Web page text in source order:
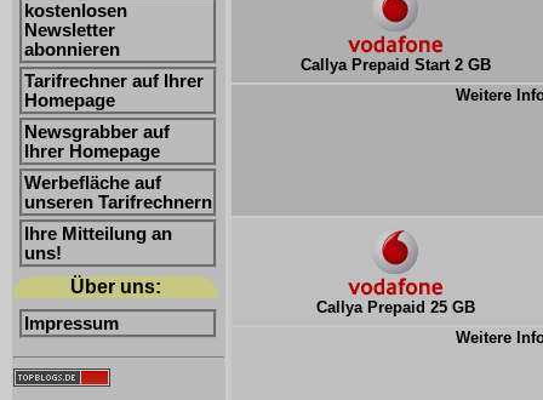
kostenlosen
Newsletter
abonnieren
Tarifrechner auf Ihrer
Homepage
Newsgrabber auf
Ihrer Homepage
Werbefläche auf
unseren Tarifrechnern
Ihre Mitteilung an
uns!
Über uns:
Impressum
Callya Prepaid Start 2 GB
Weitere
Callya Prepaid 25 GB
Weitere